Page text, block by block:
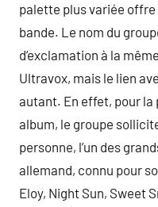
palette plus variée
bande. Le nom du
d’exclamation à la
Ultravox, mais le lien
autant. En effet, pour
album, le groupe
personne, l’un des
allemand, connu pour
Eloy, Night Sun, Sweet